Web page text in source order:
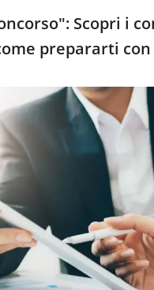
Scopri i
prepararti con